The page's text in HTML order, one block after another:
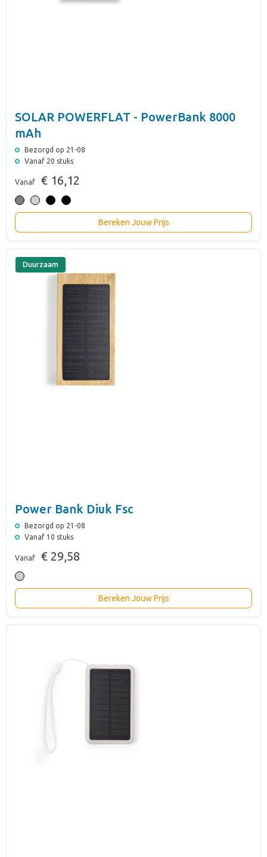
SOLAR POWERFLAT - PowerBank 8000
mAh
Bezorgd op 21-08
Vanaf 20 stuks
Vanaf € 16,12
Bereken Jouw Prijs
Duurzaam
Power Bank Diuk Fsc
Bezorgd op 21-08
Vanaf 10 stuks
Vanaf € 29,58
Bereken Jouw Prijs